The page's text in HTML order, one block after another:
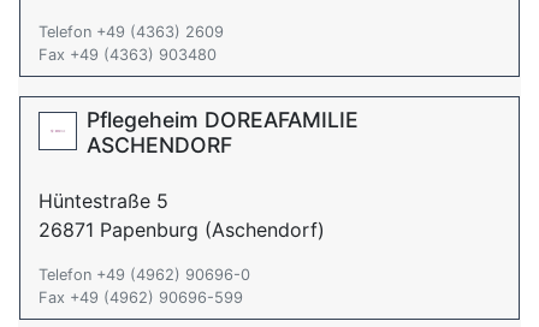
Telefon +49 (4363) 2609
Fax +49 (4363) 903480
Pflegeheim DOREAFAMILIE
ASCHENDORF
Hüntestraße 5
26871 Papenburg (Aschendorf)
Telefon +49 (4962) 90696-0
Fax +49 (4962) 90696-599